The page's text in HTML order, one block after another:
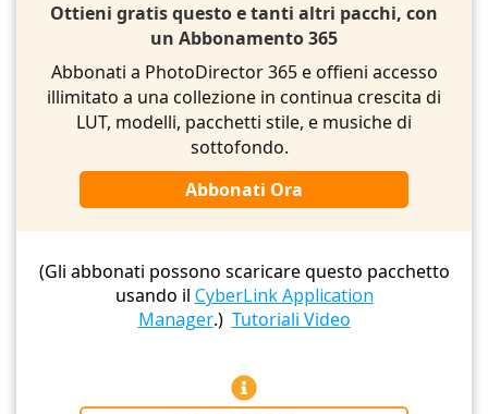
Ottieni gratis questo e tanti altri pacchi, con
un Abbonamento 365
Abbonati a PhotoDirector 365 e offieni accesso
illimitato a una collezione in continua crescita di
LUT, modelli, pacchetti stile, e musiche di
sottofondo.
Abbonati Ora
(Gli abbonati possono scaricare questo pacchetto
usando il CyberLink Application
Manager.) Tutoriali Video